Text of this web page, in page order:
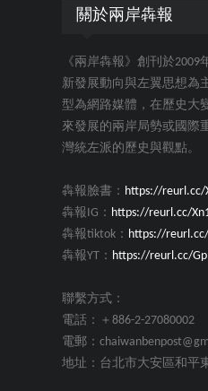
關於兩岸犇報
《兩岸犇報》創刊於
新發展動向與左翼思想為
型為網路媒體，在歷史大
來發展的兩岸局勢或國際
灣統左派的歷史與觀點。
犇報臉書： https://reurl.cc/
犇報IG： https://reurl.cc/
犇報tiktok： https://
犇報YT： https://reurl.cc/
聯繫方式：
電話：＋886-2-27080002
電郵：
地址：台北市大安區和平